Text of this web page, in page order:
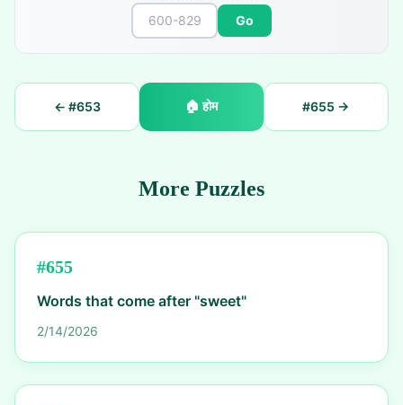
Go
← #653 🏠होम #655 →
More Puzzles
#655
Words that come after "sweet"
2/14/2026